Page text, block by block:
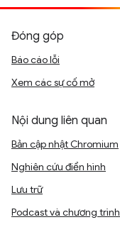
Đóng góp
Báo cáo lỗi
Xem các sự cố mở
Nội dung liên quan
Bản cập nhật Chromium
Nghiên cứu điển hình
Lưu trữ
Podcast và chương trình